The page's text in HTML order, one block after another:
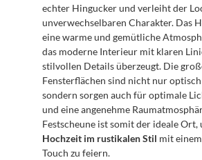
echter Hingucker und verleiht der
unverwechselbaren Charakter. Das
eine warme und gemütliche
das moderne Interieur mit klaren
stilvollen Details überzeugt. Die
Fensterflächen sind nicht nur
sondern sorgen auch für optimale
und eine angenehme
Hochzeit im rustikalen Stil mit
Touch zu feiern.